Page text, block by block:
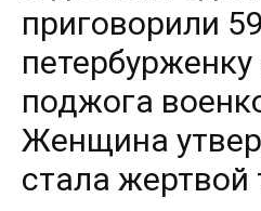
приговорили
поджога
Женщина
стала